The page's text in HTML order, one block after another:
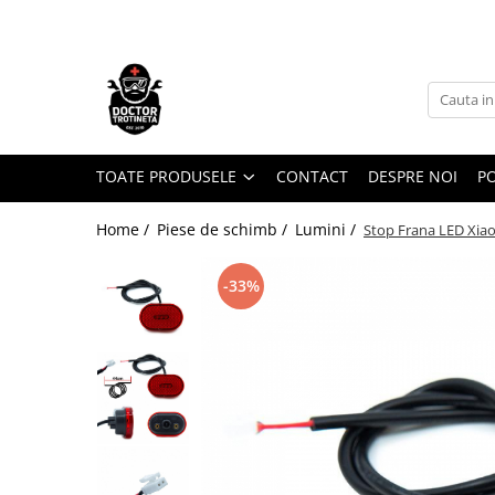
Toate Produsele
Piese de schimb
https://www.doctortrotineta.ro/electrica
Acceleratie
TOATE PRODUSELE CONTACT DESPRE NOI
Home / Piese de schimb / Lumini / Stop Frana LED
-33%